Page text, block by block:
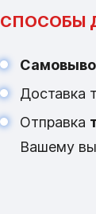
СПОСОБЫ
Доставка
Отправка
Вашему